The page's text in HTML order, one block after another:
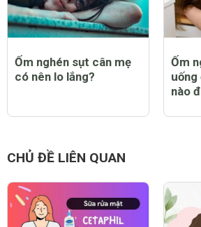
Ốm nghén sụt cân mẹ
có nên lo lắng?
Ốm
nào
CHỦ ĐỀ LIÊN QUAN